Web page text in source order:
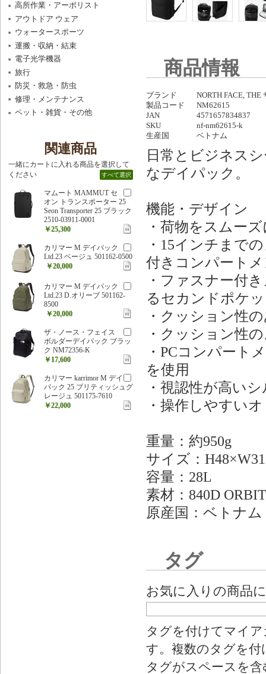
商品情報
ブランド
NORTH FACE,
製品コード
NM62615
JAN
4571657834837
SKU
nf-nm62615-k
生産国
ベトナム
日常とビジネス
なデイパック。
機能・デザイン
・荷物をスムー
・15インチまで
付きコンパート
・ファスナー付
るセカンドポケ
・クッション性
・クッション性
・PCコンパート
を使用
・視認性が高い
・操作しやすい
重量：約950g
サイズ：
容量：28L
素材：840D
原産国：ベトナム
タグ
お気に入りの商品
タグを付けてマイ
す。複数のタグを
タグがスペースを
高所作業・アーボリスト
アウトドア ウェア
ウォータースポーツ
運搬・収納・結束
電子光学機器
旅行
防災・救急・防虫
修理・メンテナンス
ペット・雑貨・その他
関連商品
一緒にカートに入れる商品を選択して
ください
すべて選択
マムート MAMMUT セ
オン トランスポーター 25
Seon Transporter 25 ブラック
2510-03911-0001
￥25,300
カリマー M デイパック
Ltd.23 ベージュ 501162-0500
￥20,000
カリマー M デイパック
Ltd.23 D.オリーブ 501162-
8500
￥20,000
ザ・ノース・フェイス
ボルダーデイパック ブラッ
ク NM72356-K
￥17,600
カリマー karrimor M デイ
パック 25 ブリティッシュグ
レージュ 501175-7610
￥22,000